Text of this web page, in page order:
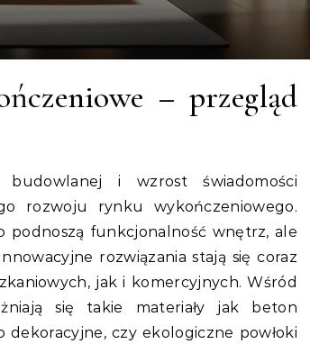
– przegląd
i wzrost świadomości
rozwoju rynku wykończeniowego.
podnoszą funkcjonalność wnętrz, ale
rozwiązania stają się coraz
jak i komercyjnych. Wśród
się takie materiały jak beton
czy ekologiczne powłoki